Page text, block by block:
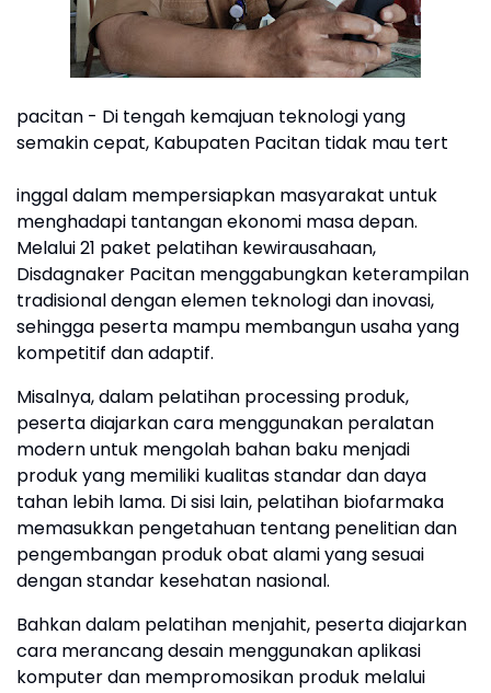
pacitan - Di tengah kemajuan teknologi yang
semakin cepat, Kabupaten Pacitan tidak mau tert
inggal dalam mempersiapkan masyarakat untuk
menghadapi tantangan ekonomi masa depan.
Melalui 21 paket pelatihan kewirausahaan,
Disdagnaker Pacitan menggabungkan keterampilan
tradisional dengan elemen teknologi dan inovasi,
sehingga peserta mampu membangun usaha yang
kompetitif dan adaptif.
Misalnya, dalam pelatihan processing produk,
peserta diajarkan cara menggunakan peralatan
modern untuk mengolah bahan baku menjadi
produk yang memiliki kualitas standar dan daya
tahan lebih lama. Di sisi lain, pelatihan biofarmaka
memasukkan pengetahuan tentang penelitian dan
pengembangan produk obat alami yang sesuai
dengan standar kesehatan nasional.
Bahkan dalam pelatihan menjahit, peserta diajarkan
cara merancang desain menggunakan aplikasi
komputer dan mempromosikan produk melalui